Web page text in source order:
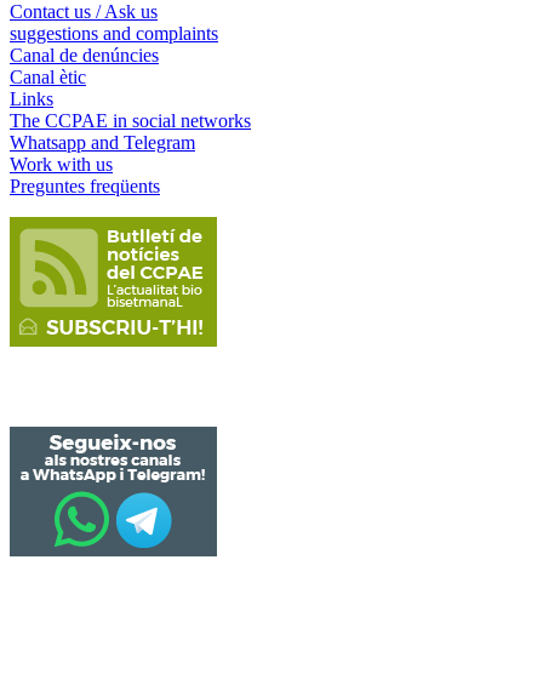
Contact us / Ask us
suggestions and complaints
Canal de denúncies
Canal ètic
Links
The CCPAE in social networks
Whatsapp and Telegram
Work with us
Preguntes freqüents